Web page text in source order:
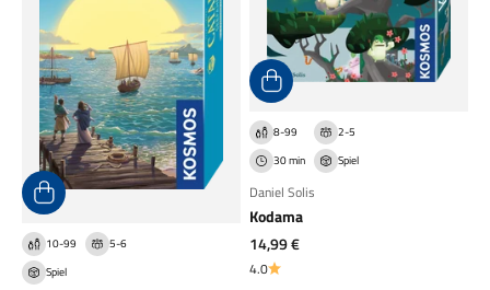
10-99
5-6
Spiel
8-99
2-5
30 min
Spiel
Daniel Solis
Kodama
Angebot
14,99 €
4.0